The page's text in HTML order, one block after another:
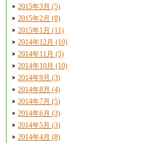
2015年3月 (5)
2015年2月 (8)
2015年1月 (11)
2014年12月 (10)
2014年11月 (5)
2014年10月 (10)
2014年9月 (3)
2014年8月 (4)
2014年7月 (5)
2014年6月 (3)
2014年5月 (3)
2014年4月 (8)